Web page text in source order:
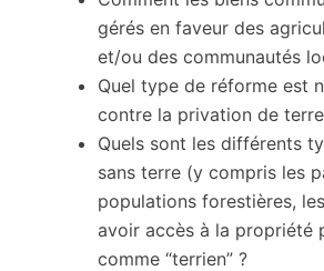
gérés en faveur des
et/ou des communautés
Quel type de réforme est
contre la privation de
Quels sont les différents
sans terre (y compris les
populations forestières,
avoir accès à la propriété
comme “terrien” ?